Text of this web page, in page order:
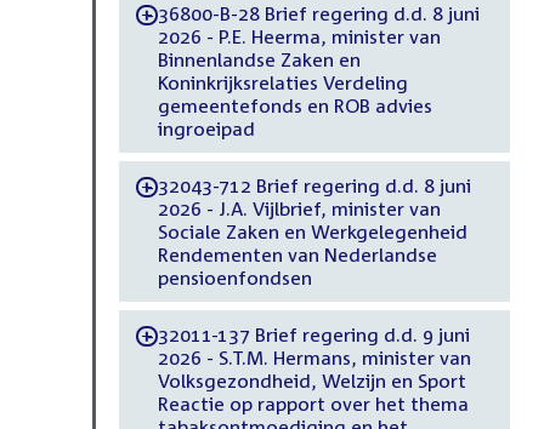
-36800-B-28 Brief regering d.d. 8 juni
2026 - P.E. Heerma, minister van
Binnenlandse Zaken en
Koninkrijksrelaties Verdeling
gemeentefonds en ROB advies
ingroeipad
-32043-712 Brief regering d.d. 8 juni
2026 - J.A. Vijlbrief, minister van
Sociale Zaken en Werkgelegenheid
Rendementen van Nederlandse
pensioenfondsen
-32011-137 Brief regering d.d. 9 juni
2026 - S.T.M. Hermans, minister van
Volksgezondheid, Welzijn en Sport
Reactie op rapport over het thema